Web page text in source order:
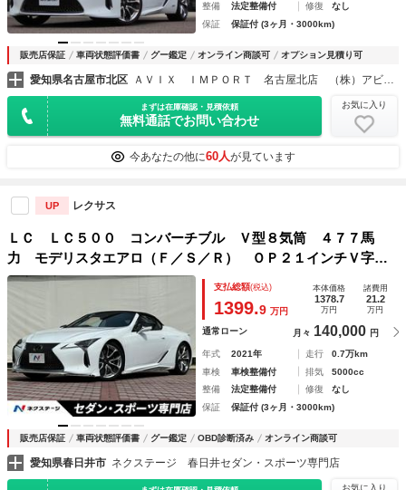
整備
法定整備付 修復
なし
保証
保証付 (3ヶ月・3000km)
販売店保証 車両状態評価書 グー鑑定 オンライン商談可 オプション見積り可
愛知県名古屋市北区
まずは在庫確認・見積依頼
無料通話でお問い合わせ
お気に入り
今あなたの他に60人が見ています
UP レクサス
ＬＣ ＬＣ５００ コンバーチブル Ｖ型８気筒 ４７７馬
力 モデリスタエアロ（Ｆ／Ｓ／Ｒ） ＯＰ２１インチＶ字ス
ポークＡＷ ＨＵＤ フルＬＥＤヘッド セミアニリン赤革
シートベンチレーション メーカーナビ セーフティシステム
プラス 禁煙
支払総額(税込)
1399.9 万円
本体価格
1378.7
万円
諸費用
21.2
万円
通常ローン 月々 140,000 円
年式 2021年 走行
0.7万km
車検
車検整備付 排気
5000cc
整備
法定整備付 修復
なし
保証
保証付 (3ヶ月・3000km)
販売店保証 車両状態評価書 グー鑑定 OBD診断済み オンライン商談可
愛知県春日井市 ネクステージ 春日井セダン・スポーツ専門店
お気に入り